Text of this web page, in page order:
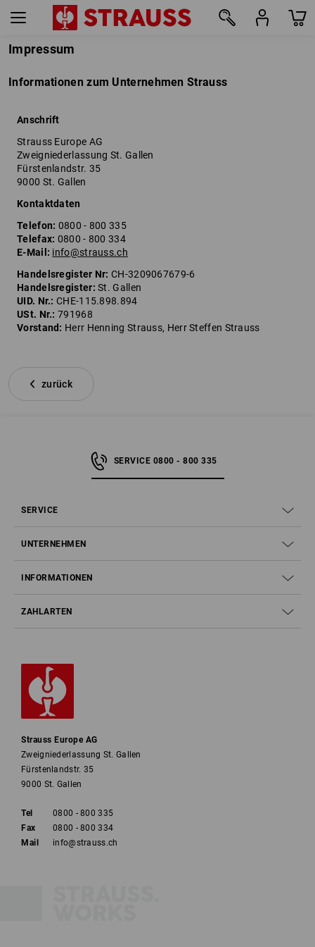
Impressum
Informationen zum Unternehmen Strauss
Anschrift
Strauss Europe AG
Zweigniederlassung St. Gallen
Fürstenlandstr. 35
9000 St. Gallen
Kontaktdaten
Telefon: 0800 - 800 335
Telefax: 0800 - 800 334
E-Mail: info@strauss.ch
Handelsregister Nr: CH-3209067679-6
Handelsregister: St. Gallen
UID. Nr.: CHE-115.898.894
USt. Nr.: 791968
Vorstand: Herr Henning Strauss, Herr Steffen Strauss
zurück
SERVICE 0800 - 800 335
SERVICE
UNTERNEHMEN
INFORMATIONEN
ZAHLARTEN
Strauss Europe AG
Zweigniederlassung St. Gallen
Fürstenlandstr. 35
9000 St. Gallen
Tel
0800 - 800 335
Fax
0800 - 800 334
Mail
info@strauss.ch